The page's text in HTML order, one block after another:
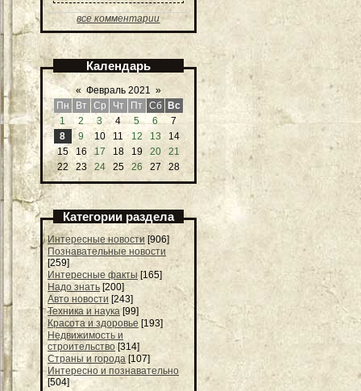
все комментарии
Календарь
« Февраль 2021 »
Пн
Вт Ср Чт Пт Сб
Вс
1
2 3 4 5 6
7
8
9 10 11 12 13
14
15
16 17 18 19 20
21
22
23 24 25 26 27 28
Категории раздела
Интересные новости [906]
Познавательные новости
[259]
Интересные факты [165]
Надо знать [200]
Авто новости [243]
Техника и наука [99]
Красота и здоровье [193]
Недвижимость и
строительство [314]
Страны и города [107]
Интересно и познавательно
[504]